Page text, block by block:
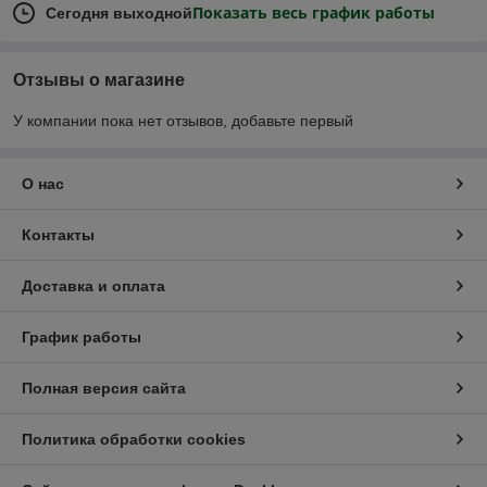
Сегодня выходнойПоказать весь график работы
Отзывы о магазине
У компании пока нет отзывов, добавьте первый
О нас
Контакты
Доставка и оплата
График работы
Полная версия сайта
Политика обработки cookies